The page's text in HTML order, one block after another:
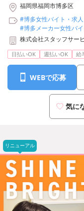
福岡県福岡市博多区
#博多女性バイト・求人
#博多メーカー女性バ
株式会社スタッフサー
日払いOK 週払いOK 給
WEBで応募
気に
リニューアル